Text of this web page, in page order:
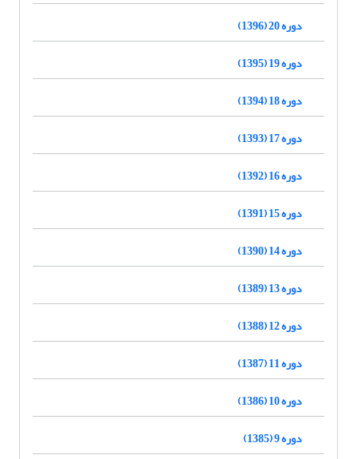
دوره 20 (1396)
دوره 19 (1395)
دوره 18 (1394)
دوره 17 (1393)
دوره 16 (1392)
دوره 15 (1391)
دوره 14 (1390)
دوره 13 (1389)
دوره 12 (1388)
دوره 11 (1387)
دوره 10 (1386)
دوره 9 (1385)